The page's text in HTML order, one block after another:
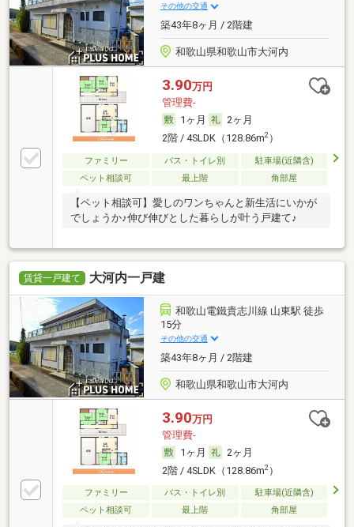
その他の交通
築43年8ヶ月 / 2階建
和歌山県和歌山市大河内
3.90万円
管理費-
1ヶ月
2ヶ月
2階 / 4SLDK（128.86m2）
ファミリー バス・トイレ別
駐車場(近隣含)
ペット相談可
最上階 角部屋
【ペット相談可】愛しのワンちゃんと新生活にいかが
でしょうか♪伸び伸びとした暮らしが叶う戸建て♪
賃貸一戸建て 大河内一戸建
和歌山電鐵貴志川線 山東駅 徒歩
15分
その他の交通
築43年8ヶ月 / 2階建
和歌山県和歌山市大河内
3.90万円
管理費-
1ヶ月
2ヶ月
2階 / 4SLDK（128.86m2）
ファミリー バス・トイレ別
駐車場(近隣含)
ペット相談可
最上階 角部屋